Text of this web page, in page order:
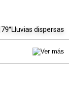
79°Lluvias dispersas